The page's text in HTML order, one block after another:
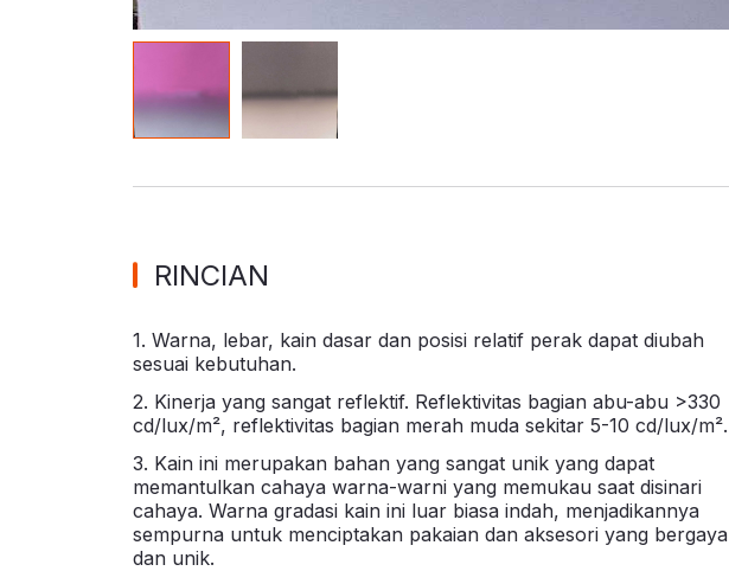
RINCIAN
1. Warna, lebar, kain dasar dan posisi relatif perak dapat diubah
sesuai kebutuhan.
2. Kinerja yang sangat reflektif. Reflektivitas bagian abu-abu >330
cd/lux/m², reflektivitas bagian merah muda sekitar 5-10 cd/lux/m².
3. Kain ini merupakan bahan yang sangat unik yang dapat
memantulkan cahaya warna-warni yang memukau saat disinari
cahaya. Warna gradasi kain ini luar biasa indah, menjadikannya
sempurna untuk menciptakan pakaian dan aksesori yang bergaya
dan unik.